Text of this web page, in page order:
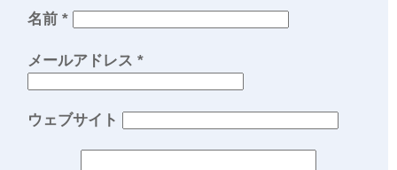
名前 *
メールアドレス *
ウェブサイト